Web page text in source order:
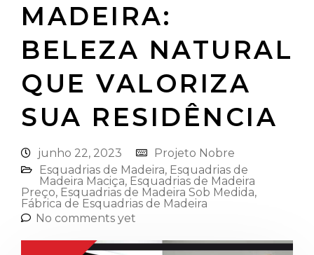
MADEIRA:
BELEZA NATURAL
QUE VALORIZA
SUA RESIDÊNCIA
junho 22, 2023
Projeto Nobre
Esquadrias de Madeira⁠, Esquadrias de
Madeira Maciça, Esquadrias de Madeira
Preço, Esquadrias de Madeira Sob Medida,
Fábrica de Esquadrias de Madeira
No comments yet